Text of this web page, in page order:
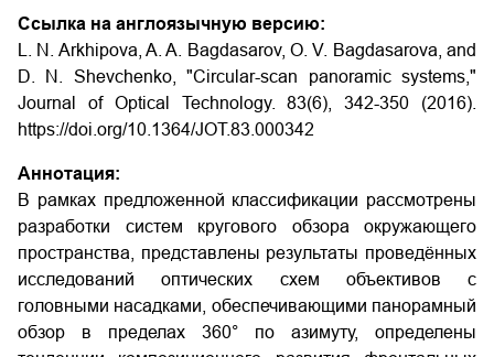
Ссылка на англоязычную версию:
L. N. Arkhipova, A. A. Bagdasarov, O. V. Bagdasarova, and
D. N. Shevchenko, "Circular-scan panoramic systems,"
Journal of Optical Technology. 83(6), 342-350 (2016).
https://doi.org/10.1364/JOT.83.000342
Аннотация:
В рамках предложенной классификации рассмотрены
разработки систем кругового обзора окружающего
пространства, представлены результаты проведённых
исследований оптических схем объективов с
головными насадками, обеспечивающими панорамный
обзор в пределах 360° по азимуту, определены